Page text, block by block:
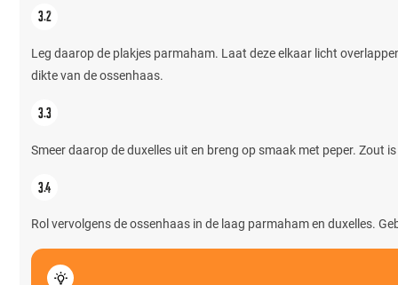
Leg daarop de plakjes parmaham. Laat deze elkaar licht
dikte van de ossenhaas.
Smeer daarop de duxelles uit en breng op smaak met peper. Zout
Rol vervolgens de ossenhaas in de laag parmaham en duxelles.